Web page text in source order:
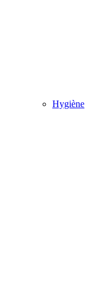
Hygiène